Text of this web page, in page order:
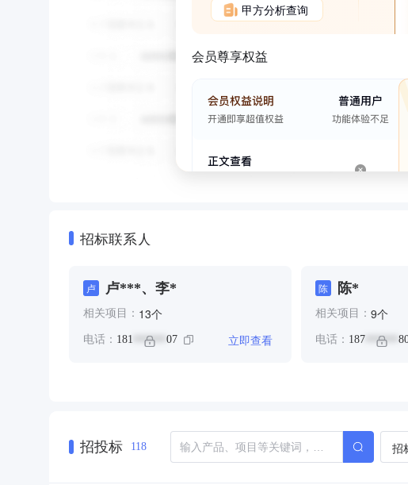
甲方分析查询
会员尊享权益
招标联系人
卢 卢***、李*
相关项目： 13个
电话： 181 ****** 07 立即查看
陈 陈*
相关项目： 9个
电话： 187 ******
招投标 118 招